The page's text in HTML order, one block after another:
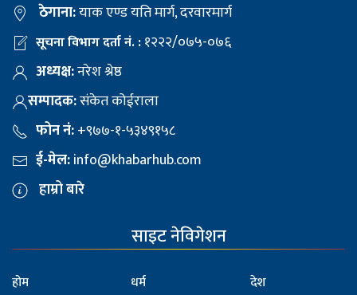
ठेगाना:याक एण्ड यति मार्ग, दरवारमार्ग
सूचना विभाग दर्ता नं. :१२२२/०७५-०७६
अध्यक्ष:नरेश श्रेष्ठ
सम्पादक:संकेत कोईराला
फोन नं:+९७७-१-५३४९१५८
ई-मेल:info@khabarhub.com
हाम्रो बारे
साइट नेविगेशन
होम
धर्म
देश